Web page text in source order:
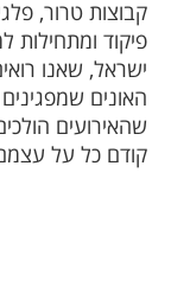
קבוצות טרור,
פיקוד
ישראל, שאנו
האונים
שהאירועים
קודם כל על